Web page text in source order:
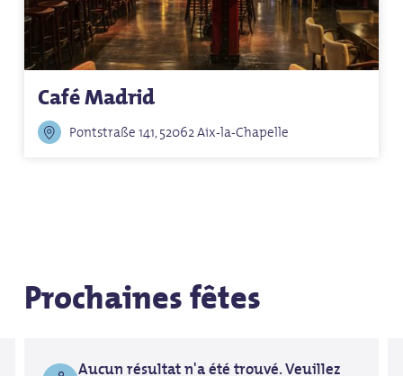
Café Madrid
Pontstraße 141, 52062 Aix-la-Chapelle
Prochaines fêtes
Aucun résultat n'a été trouvé. Veuillez